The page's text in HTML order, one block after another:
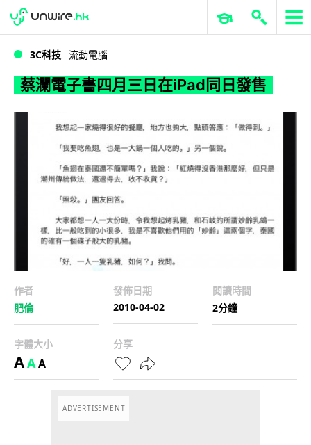
蔡瀾電子書四月三日在iPad同日發售
WWDC 2026 ERP 與商業 AI
3C科技 流動電腦
蔡瀾電子書四月三日在iPad同日發售
作者
肥倫
發佈日期
2010-04-02
閱讀時間
2分鐘
字體大小
AAA
分享
ADVERTISEMENT